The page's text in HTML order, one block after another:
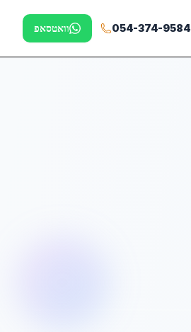
054-374-9584 וואטסאפ